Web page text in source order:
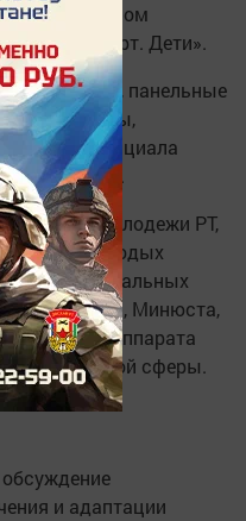
персоналом
и «ГосСтарт. Дети».
экспертами, панельные
инициативы,
потенциала
службы.
делам молодежи РТ,
17 молодых
и муниципальных
Минфина, Минюста,
Аппарата
социальной сферы.
и адаптации